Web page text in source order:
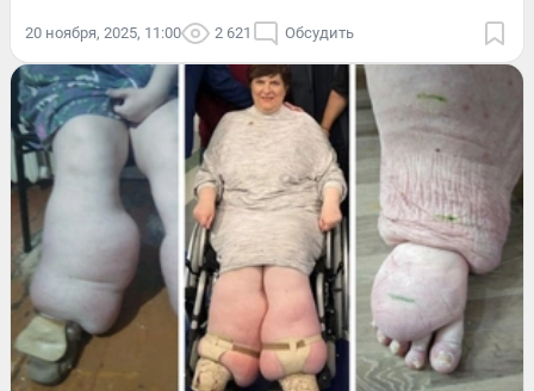
20 ноября, 2025, 11:00 2 621 Обсудить